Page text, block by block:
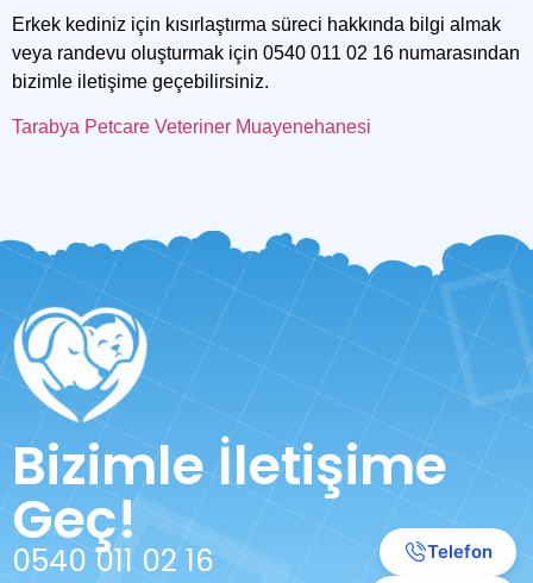
Erkek kediniz için kısırlaştırma süreci hakkında bilgi almak
veya randevu oluşturmak için 0540 011 02 16 numarasından
bizimle iletişime geçebilirsiniz.
Tarabya Petcare Veteriner Muayenehanesi
Bizimle İletişime
Geç!
0540 011 02 16 Telefon